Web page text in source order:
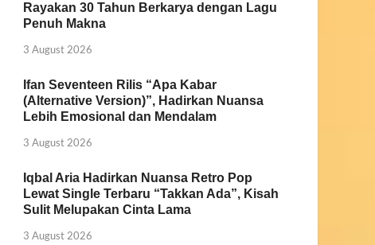
Rayakan 30 Tahun Berkarya dengan Lagu
Penuh Makna
3 August 2026
Ifan Seventeen Rilis “Apa Kabar
(Alternative Version)”, Hadirkan Nuansa
Lebih Emosional dan Mendalam
3 August 2026
Iqbal Aria Hadirkan Nuansa Retro Pop
Lewat Single Terbaru “Takkan Ada”, Kisah
Sulit Melupakan Cinta Lama
3 August 2026